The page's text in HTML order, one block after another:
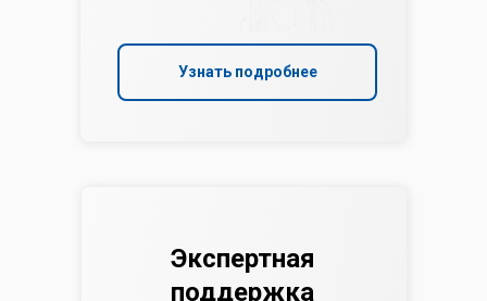
Узнать подробнее
Экспертная
поддержка